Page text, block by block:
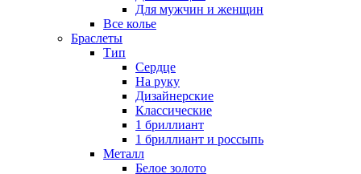
Для мужчин и женщин
Все колье
Браслеты
Тип
Сердце
На руку
Дизайнерские
Классические
1 бриллиант
1 бриллиант и россыпь
Металл
Белое золото